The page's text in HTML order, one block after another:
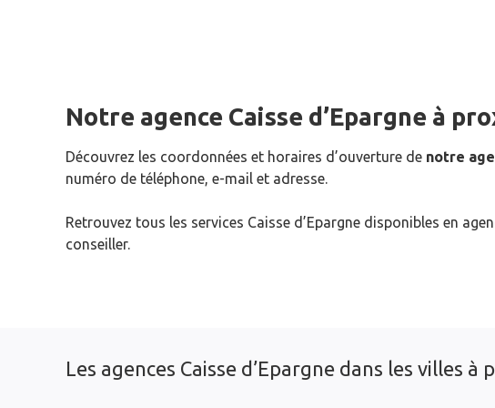
Notre agence Caisse d’Epargne à
Découvrez les coordonnées et horaires d’ouverture de notre
numéro de téléphone, e-mail et adresse.
Retrouvez tous les services Caisse d’Epargne disponibles en
conseiller.
Les agences Caisse d’Epargne dans les villes à